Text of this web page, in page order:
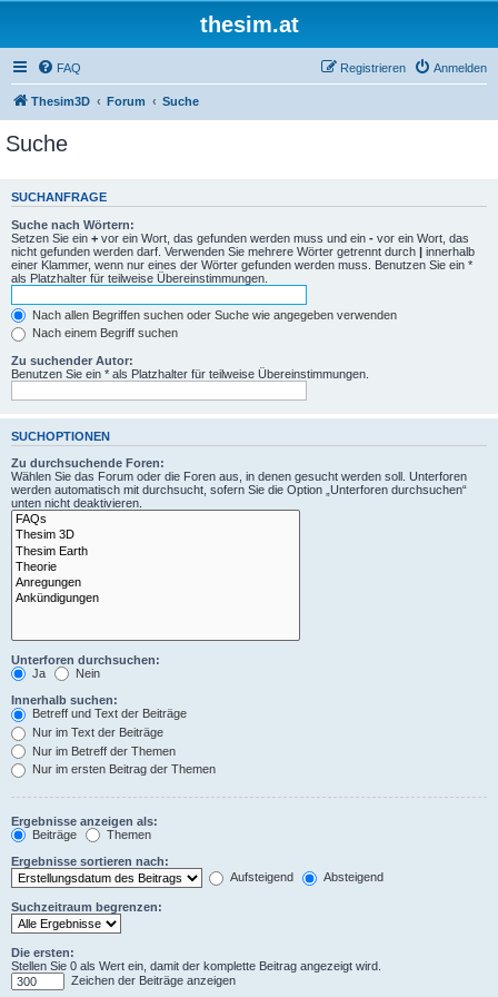
thesim.at
FAQ Anmelden
Registrieren
Thesim3D Forum Suche
Suche
SUCHANFRAGE
Suche nach Wörtern:
Setzen Sie ein + vor ein Wort, das gefunden werden muss und ein - vor ein Wort, das
nicht gefunden werden darf. Verwenden Sie mehrere Wörter getrennt durch | innerhalb
einer Klammer, wenn nur eines der Wörter gefunden werden muss. Benutzen Sie ein *
als Platzhalter für teilweise Übereinstimmungen.
Nach allen Begriffen suchen oder Suche wie angegeben verwenden
Nach einem Begriff suchen
Zu suchender Autor:
Benutzen Sie ein * als Platzhalter für teilweise Übereinstimmungen.
SUCHOPTIONEN
Zu durchsuchende Foren:
Wählen Sie das Forum oder die Foren aus, in denen gesucht werden soll. Unterforen
werden automatisch mit durchsucht, sofern Sie die Option „Unterforen durchsuchen“
unten nicht deaktivieren.
Unterforen durchsuchen:
Ja
Nein
Innerhalb suchen:
Betreff und Text der Beiträge
Nur im Text der Beiträge
Nur im Betreff der Themen
Nur im ersten Beitrag der Themen
Ergebnisse anzeigen als:
Beiträge
Themen
Ergebnisse sortieren nach:
Aufsteigend
Absteigend
Suchzeitraum begrenzen:
Die ersten:
Stellen Sie 0 als Wert ein, damit der komplette Beitrag angezeigt wird.
Zeichen der Beiträge anzeigen